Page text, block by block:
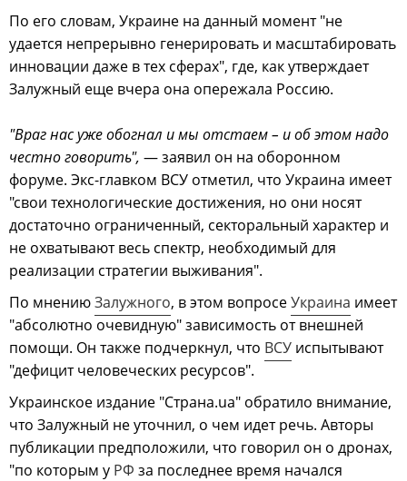
По его словам, Украине на данный момент "не
удается непрерывно генерировать и масштабировать
инновации даже в тех сферах", где, как утверждает
Залужный еще вчера она опережала Россию.
"Враг нас уже обогнал и мы отстаем – и об этом надо
честно говорить", — заявил он на оборонном
форуме. Экс-главком ВСУ отметил, что Украина имеет
"свои технологические достижения, но они носят
достаточно ограниченный, секторальный характер и
не охватывают весь спектр, необходимый для
реализации стратегии выживания".
По мнениюЗалужного, в этом вопросеУкраина имеет
"абсолютно очевидную" зависимость от внешней
помощи. Он также подчеркнул, что ВСУ испытывают
"дефицит человеческих ресурсов".
Украинское издание "Страна.ua" обратило внимание,
что Залужный не уточнил, о чем идет речь. Авторы
публикации предположили, что говорил он о дронах,
"по которым у РФ за последнее время начался